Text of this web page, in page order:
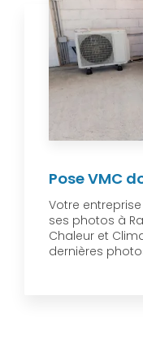
Pose VMC
Votre
ses photos à
Chaleur et
dernières